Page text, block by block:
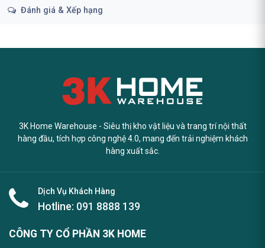
Đánh giá & Xếp hạng
3K Home Warehouse - Siêu thị kho vật liệu và trang trí nội thất
hàng đầu, tích hợp công nghệ 4.0, mang đến trải nghiệm khách
hàng xuất sắc.
Dịch Vụ Khách Hàng
Hotline: 091 8888 139
CÔNG TY CỔ PHẦN 3K HOME